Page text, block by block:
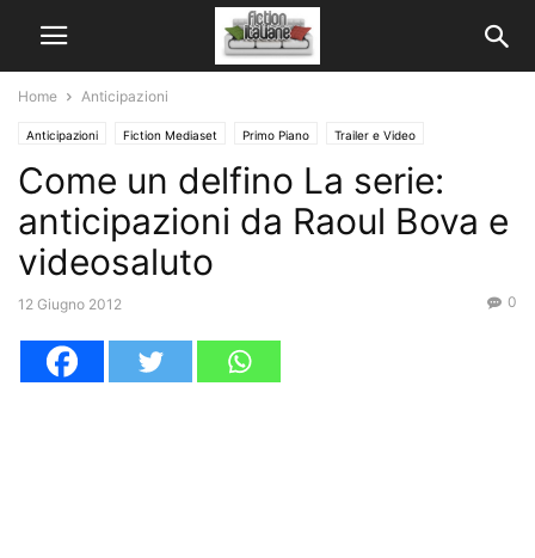
Home Anticipazioni
Anticipazioni Fiction Mediaset Primo Piano Trailer e Video
Come un delfino La serie:
anticipazioni da Raoul Bova e
videosaluto
12 Giugno 2012 0